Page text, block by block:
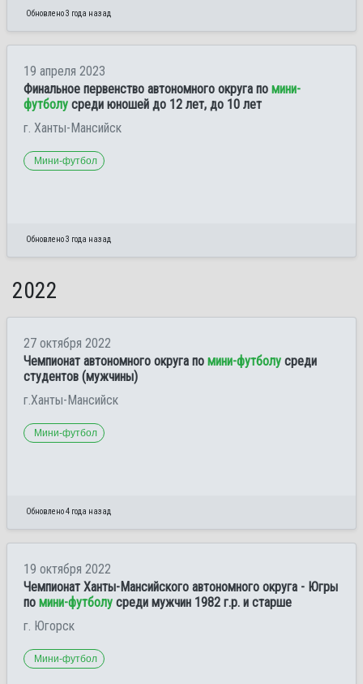
Обновлено 3 года назад
19 апреля 2023
Финальное первенство автономного округа по мини-
футболу среди юношей до 12 лет, до 10 лет
г. Ханты-Мансийск
Мини-футбол
Обновлено 3 года назад
2022
27 октября 2022
Чемпионат автономного округа по мини-футболу среди
студентов (мужчины)
г.Ханты-Мансийск
Мини-футбол
Обновлено 4 года назад
19 октября 2022
Чемпионат Ханты-Мансийского автономного округа - Югры
по мини-футболу среди мужчин 1982 г.р. и старше
г. Югорск
Мини-футбол